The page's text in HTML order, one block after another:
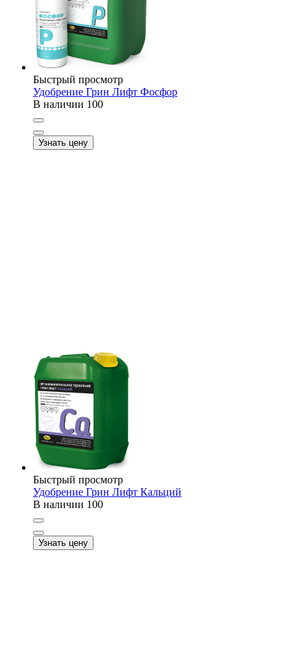
Быстрый просмотр
Удобрение Грин Лифт Фосфор
В наличии 100
Узнать цену
Быстрый просмотр
Удобрение Грин Лифт Кальций
В наличии 100
Узнать цену